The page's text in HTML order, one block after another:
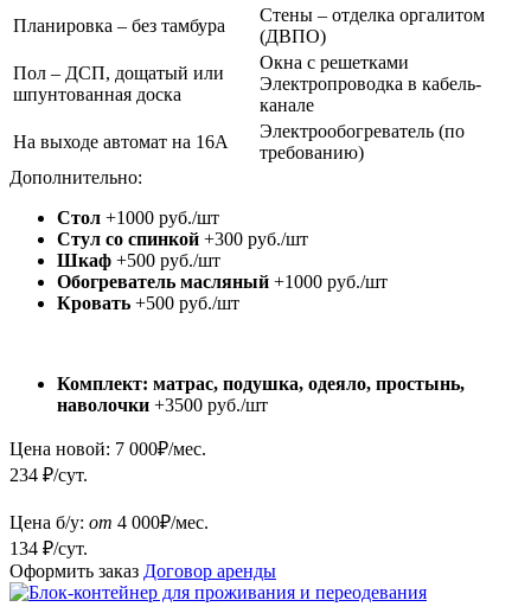
Планировка – без тамбура
Стены – отделка оргалитом
(ДВПО)
Пол – ДСП, дощатый или
шпунтованная доска
Окна с решетками
Электропроводка в кабель-
канале
На выходе автомат на 16А
Электрообогреватель (по
требованию)
Дополнительно:
Стол +1000 руб./шт
Стул со спинкой +300 руб./шт
Шкаф +500 руб./шт
Обогреватель масляный +1000 руб./шт
Кровать +500 руб./шт
Комплект: матрас, подушка, одеяло, простынь,
наволочки +3500 руб./шт
Цена новой: 7 000₽/мес.
234 ₽/сут.
Цена б/у: от 4 000₽/мес.
134 ₽/сут.
Оформить заказ Договор аренды